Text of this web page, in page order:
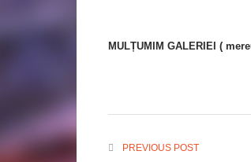
MULȚUMIM GALERIEI (
PREVIOUS POST